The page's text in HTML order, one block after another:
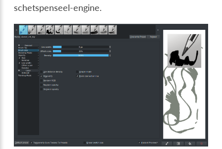
schetspenseel-engine.